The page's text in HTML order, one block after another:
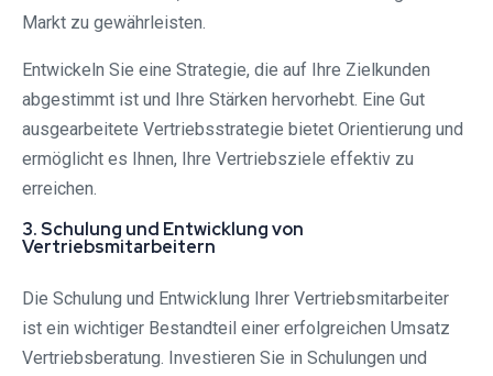
Markt zu gewährleisten.
Entwickeln Sie eine Strategie, die auf Ihre Zielkunden
abgestimmt ist und Ihre Stärken hervorhebt. Eine Gut
ausgearbeitete Vertriebsstrategie bietet Orientierung und
ermöglicht es Ihnen, Ihre Vertriebsziele effektiv zu
erreichen.
3. Schulung und Entwicklung von
Vertriebsmitarbeitern
Die Schulung und Entwicklung Ihrer Vertriebsmitarbeiter
ist ein wichtiger Bestandteil einer erfolgreichen Umsatz
Vertriebsberatung. Investieren Sie in Schulungen und